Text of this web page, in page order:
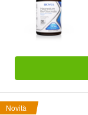
Novità